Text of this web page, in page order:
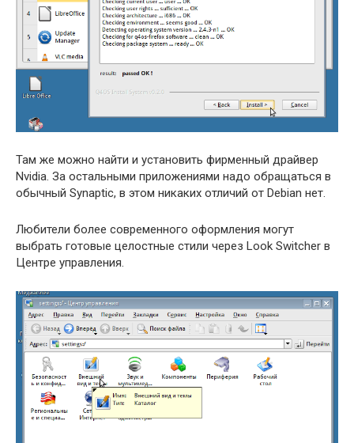
Там же можно найти и установить фирменный драйвер
Nvidia. За остальными приложениями надо обращаться в
обычный Synaptic, в этом никаких отличий от Debian нет.
Любители более современного оформления могут
выбрать готовые целостные стили через Look Switcher в
Центре управления.